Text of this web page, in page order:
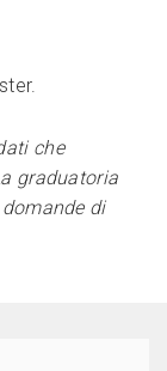
che
graduatoria
di